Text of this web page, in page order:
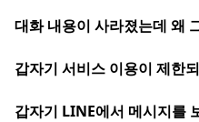
대화 내용이 사라졌는데 왜
갑자기 서비스 이용이 제한
갑자기 LINE에서 메시지를